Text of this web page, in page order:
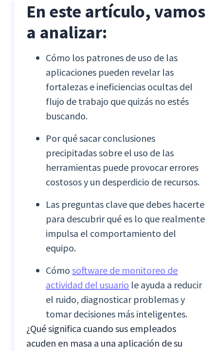
En este artículo, vamos
a analizar:
Cómo los patrones de uso de las
aplicaciones pueden revelar las
fortalezas e ineficiencias ocultas del
flujo de trabajo que quizás no estés
buscando.
Por qué sacar conclusiones
precipitadas sobre el uso de las
herramientas puede provocar errores
costosos y un desperdicio de recursos.
Las preguntas clave que debes hacerte
para descubrir qué es lo que realmente
impulsa el comportamiento del
equipo.
Cómosoftware de monitoreo de
actividad del usuario le ayuda a reducir
el ruido, diagnosticar problemas y
tomar decisiones más inteligentes.
¿Qué significa cuando sus empleados
acuden en masa a una aplicación de su